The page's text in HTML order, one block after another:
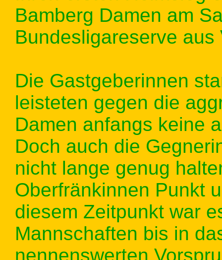
Bamberg Damen am
Bundesligareserve aus
Die Gastgeberinnen
leisteten gegen die
Damen anfangs keine
Doch auch die
nicht lange genug
Oberfränkinnen Punkt
diesem Zeitpunkt war
Mannschaften bis in
nennenswerten